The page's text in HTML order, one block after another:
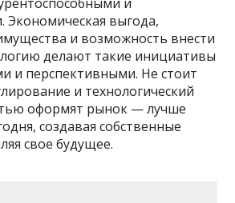
Экономическая выгода,
и возможность внести
делают такие инициативы
и перспективными. Не стоит
и технологический
оформят рынок — лучше
создавая собственные
свое будущее.